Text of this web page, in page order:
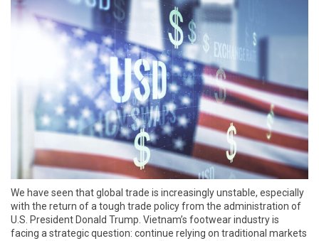
We have seen that global trade is increasingly unstable, especially
with the return of a tough trade policy from the administration of
U.S. President Donald Trump. Vietnam’s footwear industry is
facing a strategic question: continue relying on traditional markets